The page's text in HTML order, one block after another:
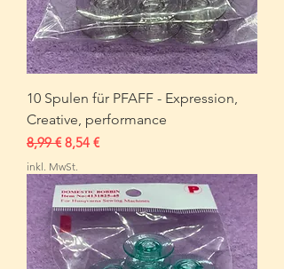
10 Spulen für PFAFF - Expression,
Creative, performance
Standardpreis
8,99 € Sale-Preis
8,54 €
inkl. MwSt.